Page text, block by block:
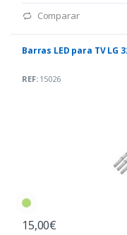
Comparar
Barras LED para TV LG
REF:15026
15,00€